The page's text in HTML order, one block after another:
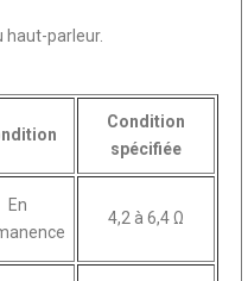
haut-parleur.
Condition
spécifiée
En
4,2 à 6,4 Ω